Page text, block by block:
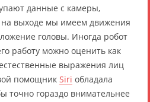
данные с камеры,
на выходе мы имеем движения
головы. Иногда робот
работу можно оценить как
выражения лиц
помощник Siri обладала
точно гораздо внимательнее